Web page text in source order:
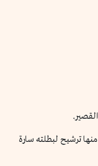
ترشيح لبطلته سارة